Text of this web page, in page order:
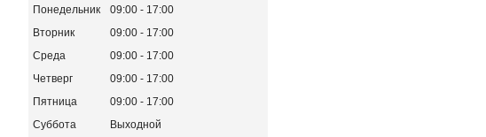
Понедельник 09:00
17:00
Вторник
09:00
17:00
Среда
09:00
17:00
Четверг
09:00
17:00
Пятница
09:00
17:00
Суббота
Выходной